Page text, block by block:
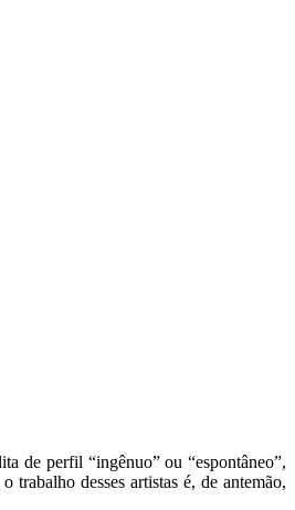
de perfil “ingênuo” ou “espontâneo”,
trabalho desses artistas é, de antemão,